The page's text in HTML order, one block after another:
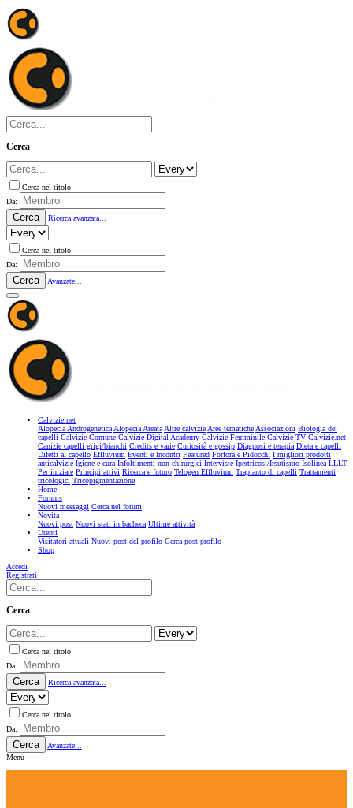
Cerca
Cerca nel titolo
Da:
Cerca Ricerca avanzata...
Cerca nel titolo
Da:
Cerca Avanzate...
Calvizie.net
Alopecia AndrogeneticaAlopecia AreataAltre calvizieAree tematicheAssociazioni Biologia dei
capelli Calvizie Comune Calvizie Digital Academy Calvizie Femminile Calvizie TV Calvizie.net
Canizie capelli grigi/bianchi Credits e varie Curiosità e gossip Diagnosi e terapia Dieta e capelli
Difetti al capello Effluvium Eventi e Incontri Featured Forfora e Pidocchi I migliori prodotti
anticalvizie Igiene e cura Infoltimenti non chirurgici Interviste Ipertricosi/Irsutismo Isolinea LLLT
Per iniziare Principi attivi Ricerca e futuro Telogen Effluvium Trapianto di capelli Trattamenti
tricologici Tricopigmentazione
Home
Forums
Nuovi messaggi Cerca nel forum
Novità
Nuovi post Nuovi stati in bacheca Ultime attività
Utenti
Visitatori attuali Nuovi post del profilo Cerca post profilo
Shop
Accedi
Registrati
Cerca
Cerca nel titolo
Da:
Cerca Ricerca avanzata...
Cerca nel titolo
Da:
Cerca
Avanzate...
Menu